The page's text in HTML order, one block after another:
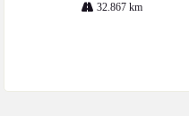
32.867 km